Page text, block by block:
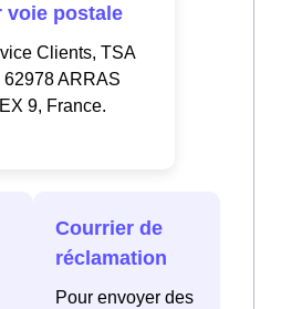
voie postale
Clients, TSA
62978 ARRAS
9, France.
Courrier de
réclamation
Pour envoyer des